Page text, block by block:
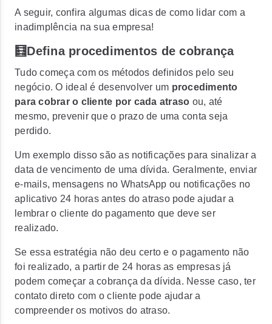
A seguir, confira algumas dicas de como lidar com a
inadimplência na sua empresa!
🧮Defina procedimentos de cobrança
Tudo começa com os métodos definidos pelo seu
negócio. O ideal é desenvolver um procedimento
para cobrar o cliente por cada atraso ou, até
mesmo, prevenir que o prazo de uma conta seja
perdido.
Um exemplo disso são as notificações para sinalizar a
data de vencimento de uma dívida. Geralmente, enviar
e-mails, mensagens no WhatsApp ou notificações no
aplicativo 24 horas antes do atraso pode ajudar a
lembrar o cliente do pagamento que deve ser
realizado.
Se essa estratégia não deu certo e o pagamento não
foi realizado, a partir de 24 horas as empresas já
podem começar a cobrança da dívida. Nesse caso, ter
contato direto com o cliente pode ajudar a
compreender os motivos do atraso.